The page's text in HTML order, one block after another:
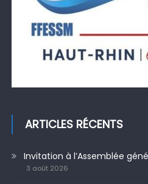
ARTICLES RÉCENTS
Invitation à l’Assemblée
3 août 2026